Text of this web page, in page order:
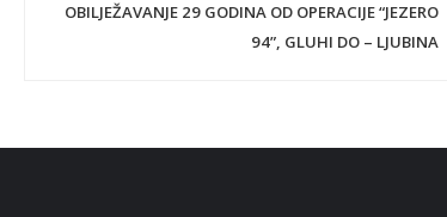
OBILJEŽAVANJE 29 GODINA OD OPERACIJE “JEZERO
94”, GLUHI DO – LJUBINA